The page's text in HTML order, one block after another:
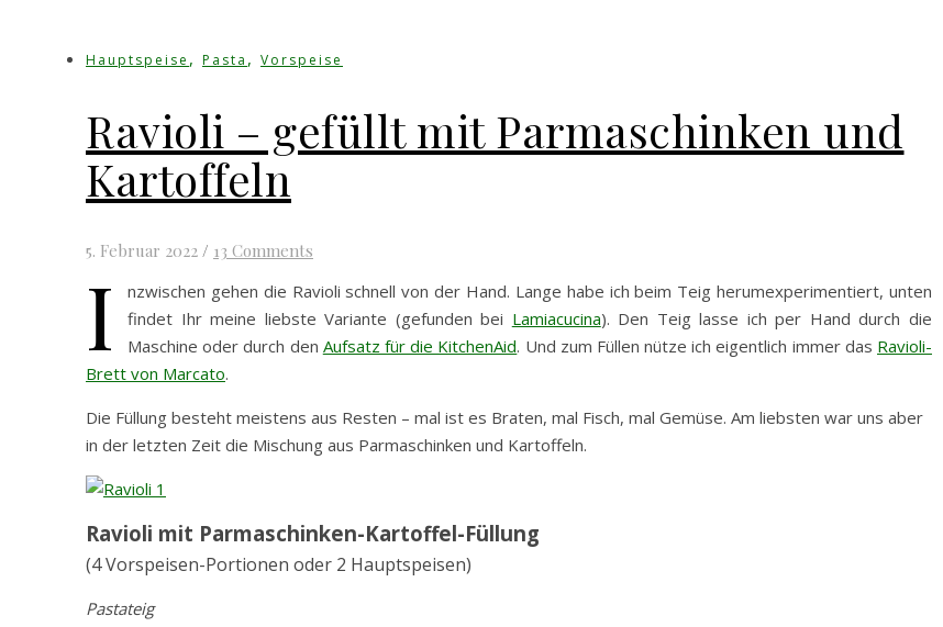
Hauptspeise , Pasta , Vorspeise
Ravioli – gefüllt mit Parmaschinken und
Kartoffeln
5. Februar 2022 / 13 Comments
I
nzwischen gehen die Ravioli schnell von der Hand. Lange habe ich beim Teig herumexperimentiert, unten
findet Ihr meine liebste Variante (gefunden bei Lamiacucina). Den Teig lasse ich per Hand durch die
Maschine oder durch den Aufsatz für die KitchenAid. Und zum Füllen nütze ich eigentlich immer das Ravioli-
Brett von Marcato.
Die Füllung besteht meistens aus Resten – mal ist es Braten, mal Fisch, mal Gemüse. Am liebsten war uns aber
in der letzten Zeit die Mischung aus Parmaschinken und Kartoffeln.
Ravioli mit Parmaschinken-Kartoffel-Füllung
(4 Vorspeisen-Portionen oder 2 Hauptspeisen)
Pastateig